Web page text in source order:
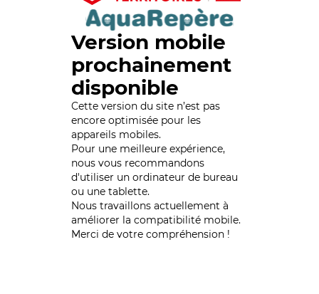
Version mobile
prochainement
disponible
Cette version du site n’est pas
encore optimisée pour les
appareils mobiles.
Pour une meilleure expérience,
nous vous recommandons
d'utiliser un ordinateur de bureau
ou une tablette.
Nous travaillons actuellement à
améliorer la compatibilité mobile.
Merci de votre compréhension !